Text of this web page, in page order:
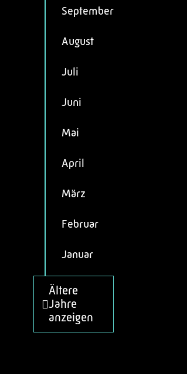
September
August
Juli
Juni
Mai
April
März
Februar
Januar
Ältere
Jahre
anzeigen